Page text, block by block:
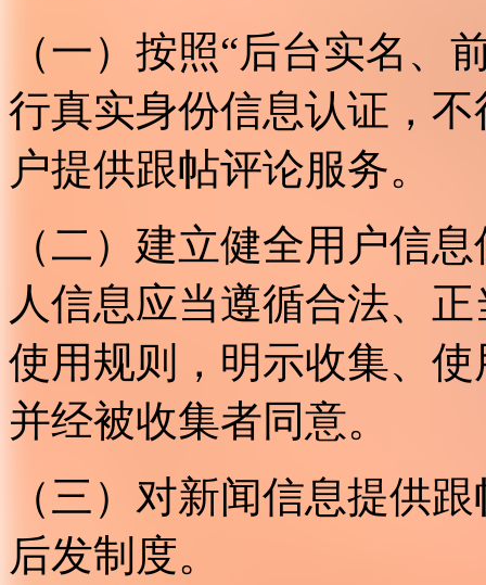
（一）按照“后台实名、
行真实身份信息认证，
户提供跟帖评论服务。
（二）建立健全用户信
人信息应当遵循合法、
使用规则，明示收集、
并经被收集者同意。
（三）对新闻信息提供
后发制度。